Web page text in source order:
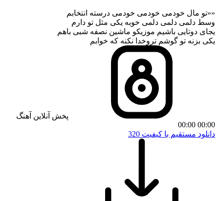
««تو مال خودمی خودمی خودمی درسته انتخابم
وسط دلمی دلمی دلمی خوبه یکی مثل تو دارم
یجای دوتایی باشیم موزیکو ماشین نصفه شبی باهم
یکی بزنه تو گوشم تروخدا نکنه که خوابم
پخش آنلاین آهنگ
00:00
00:00
دانلود مستقیم با کیفیت 320